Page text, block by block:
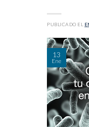
PUBLICADO EL
13
Ene